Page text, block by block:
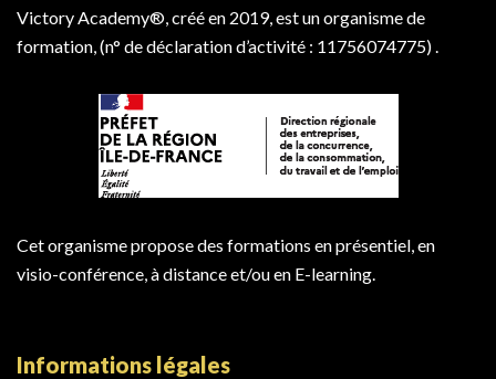
Victory Academy®, créé en 2019, est un organisme de
formation, (n° de déclaration d’activité : 11756074775) .
Cet organisme propose des formations en présentiel, en
visio-conférence, à distance et/ou en E-learning.
Informations légales